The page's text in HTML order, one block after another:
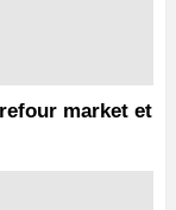
market et